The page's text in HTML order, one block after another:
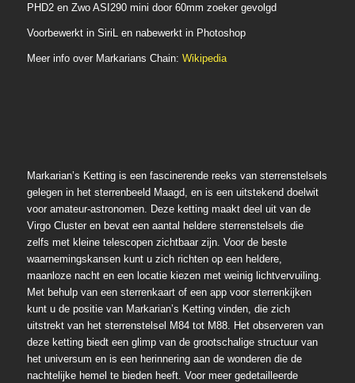
PHD2 en Zwo ASI290 mini door 60mm zoeker gevolgd
Voorbewerkt in SiriL en nabewerkt in Photoshop
Meer info over Markarians Chain: Wikipedia
Markarian’s Ketting is een fascinerende reeks van sterrenstelsels
gelegen in het sterrenbeeld Maagd, en is een uitstekend doelwit
voor amateur-astronomen. Deze ketting maakt deel uit van de
Virgo Cluster en bevat een aantal heldere sterrenstelsels die
zelfs met kleine telescopen zichtbaar zijn. Voor de beste
waarnemingskansen kunt u zich richten op een heldere,
maanloze nacht en een locatie kiezen met weinig lichtvervuiling.
Met behulp van een sterrenkaart of een app voor sterrenkijken
kunt u de positie van Markarian’s Ketting vinden, die zich
uitstrekt van het sterrenstelsel M84 tot M88. Het observeren van
deze ketting biedt een glimp van de grootschalige structuur van
het universum en is een herinnering aan de wonderen die de
nachtelijke hemel te bieden heeft. Voor meer gedetailleerde